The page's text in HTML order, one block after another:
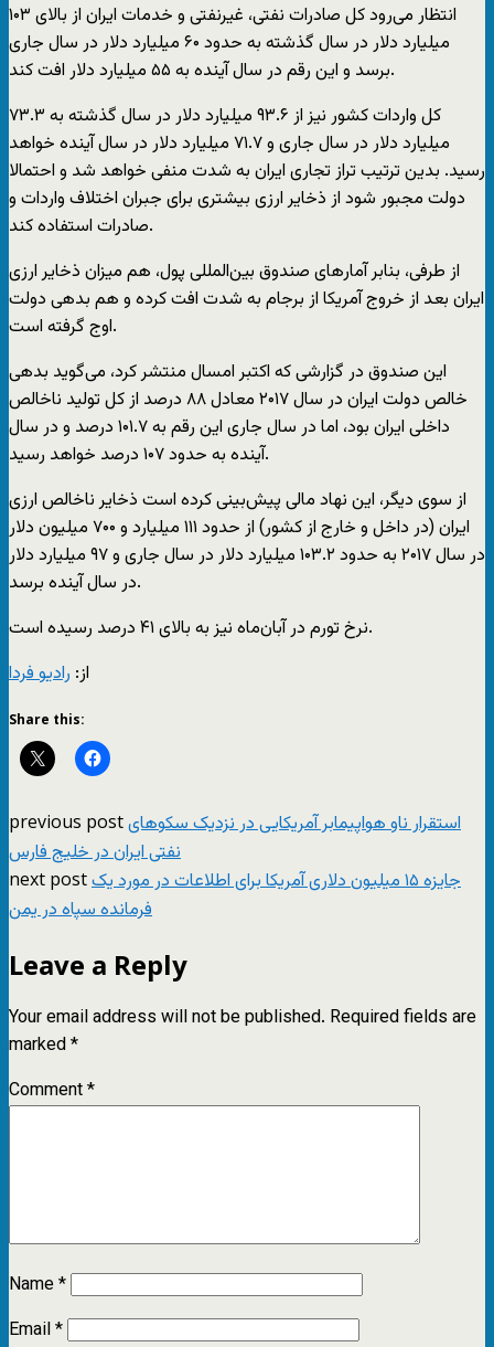
انتظار می‌رود کل صادرات نفتی، غیرنفتی و خدمات ایران از بالای ۱۰۳
میلیارد دلار در سال گذشته به حدود ۶۰ میلیارد دلار در سال جاری
برسد و این رقم در سال آینده به ۵۵ میلیارد دلار افت کند.
کل واردات کشور نیز از ۹۳.۶ میلیارد دلار در سال گذشته به ۷۳.۳
میلیارد دلار در سال جاری و ۷۱.۷ میلیارد دلار در سال آینده خواهد
رسید. بدین ترتیب تراز تجاری ایران به شدت منفی خواهد شد و احتمالا
دولت مجبور شود از ذخایر ارزی بیشتری برای جبران اختلاف واردات و
صادرات استفاده کند.
از طرفی، بنابر آمارهای صندوق بین‌المللی پول، هم میزان ذخایر ارزی
ایران بعد از خروج آمریکا از برجام به شدت افت کرده و هم بدهی دولت
اوج گرفته است.
این صندوق در گزارشی که اکتبر امسال منتشر کرد، می‌گوید بدهی
خالص دولت ایران در سال ۲۰۱۷ معادل ۸۸ درصد از کل تولید ناخالص
داخلی ایران بود، اما در سال جاری این رقم به ۱۰۱.۷ درصد و در سال
آینده به حدود ۱۰۷ درصد خواهد رسید.
از سوی دیگر، این نهاد مالی پیش‌بینی کرده است ذخایر ناخالص ارزی
ایران (در داخل و خارج از کشور) از حدود ۱۱۱ میلیارد و ۷۰۰ میلیون دلار
در سال ۲۰۱۷ به حدود ۱۰۳.۲ میلیارد دلار در سال جاری و ۹۷ میلیارد دلار
در سال آینده برسد.
نرخ تورم در آبان‌ماه نیز به بالای ۴۱ درصد رسیده است.
از: رادیو فردا
Share this:
previous postاستقرار ناو هواپیمابر آمریکایی در نزدیک سکوهای
نفتی ایران در خلیج فارس
next postجایزه ۱۵ میلیون دلاری آمریکا برای اطلاعات در مورد یک
فرمانده سپاه در یمن
Leave a Reply
Your email address will not be published. Required fields are
marked*
Comment*
Name*
Email*